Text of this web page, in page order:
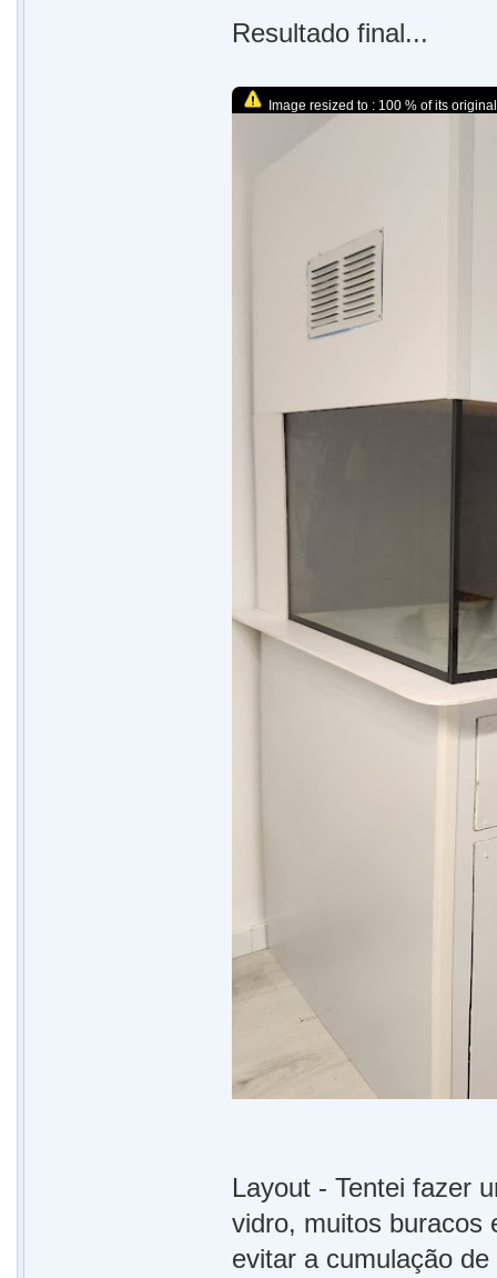
Resultado final...
Image resized to : 100 % of its
Layout - Tentei fazer
vidro, muitos buracos
evitar a cumulação